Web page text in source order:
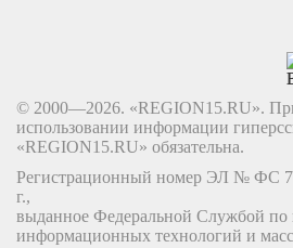
© 2000—2026. «REGION15.RU».
использовании информации
«REGION15.RU» обязательна.
Регистрационный номер ЭЛ № ФС
г.,
выданное Федеральной Службой по
информационных технологий и